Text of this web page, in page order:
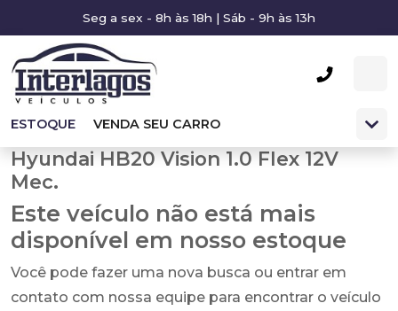
Seg a sex - 8h às 18h | Sáb - 9h às 13h
ESTOQUE VENDA SEU CARRO
Hyundai HB20 Vision 1.0 Flex 12V
Mec.
Este veículo não está mais
disponível em nosso estoque
Você pode fazer uma nova busca ou entrar em
contato com nossa equipe para encontrar o veículo